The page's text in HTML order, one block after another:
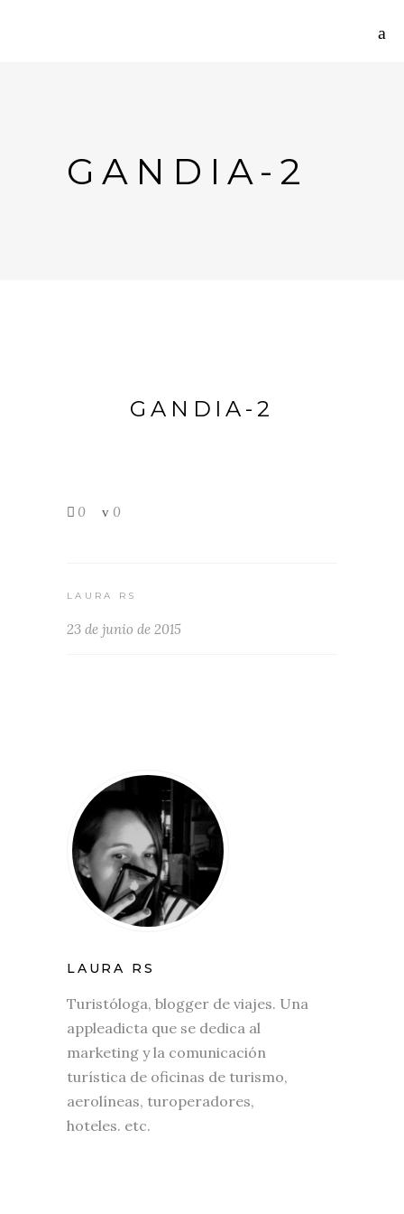
GANDIA-2
GANDIA-2
0 0
LAURA RS
23 de junio de 2015
LAURA RS
Turistóloga, blogger de viajes. Una
appleadicta que se dedica al
marketing y la comunicación
turística de oficinas de turismo,
aerolíneas, turoperadores,
hoteles. etc.